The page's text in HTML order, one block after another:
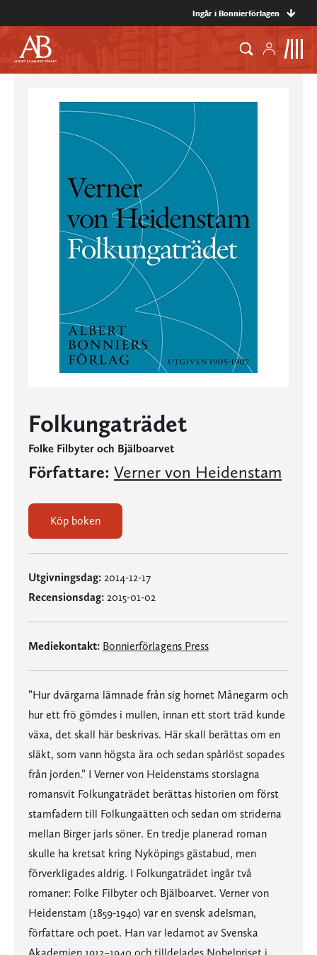
Ingår i Bonnierförlagen
Folkungaträdet
Folke Filbyter och Bjälboarvet
Författare: Verner von Heidenstam
Köp boken
Utgivningsdag: 2014-12-17
Recensionsdag: 2015-01-02
Mediekontakt: Bonnierförlagens Press
”Hur dvärgarna lämnade från sig hornet Månegarm och
hur ett frö gömdes i mullen, innan ett stort träd kunde
växa, det skall här beskrivas. Här skall berättas om en
släkt, som vann högsta ära och sedan spårlöst sopades
från jorden.” I Verner von Heidenstams storslagna
romansvit Folkungaträdet berättas historien om först
stamfadern till Folkungaätten och sedan om striderna
mellan Birger jarls söner. En tredje planerad roman
skulle ha kretsat kring Nyköpings gästabud, men
förverkligades aldrig. I Folkungaträdet ingår två
romaner: Folke Filbyter och Bjälboarvet. Verner von
Heidenstam (1859-1940) var en svensk adelsman,
författare och poet. Han var ledamot av Svenska